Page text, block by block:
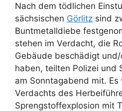
Nach dem tödlichen
sächsischen Görlitz sind
Buntmetalldiebe
stehen im Verdacht, die
Gebäude beschädigt
haben, teilten Polizei und
am Sonntagabend mit.
Verdachts des
Sprengstoffexplosion mit